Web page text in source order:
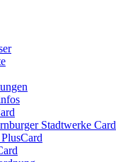
Stadtwerke Card